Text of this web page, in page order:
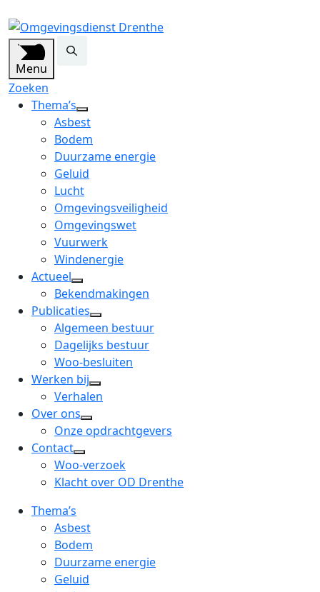
Menu
Zoeken
Thema’s
open
dropdown
menu
Asbest
Bodem
Duurzame energie
Geluid
Lucht
Omgevingsveiligheid
Omgevingswet
Vuurwerk
Windenergie
Actueel
open
dropdown
menu
Bekendmakingen
Publicaties
open
dropdown
menu
Algemeen bestuur
Dagelijks bestuur
Woo-besluiten
Werken bij
open
menu
Verhalen
Over ons
open
dropdown
menu
Onze opdrachtgevers
Contact
open
dropdown
Woo-verzoek
Klacht over OD Drenthe
Thema’s
Asbest
Bodem
Duurzame energie
Geluid